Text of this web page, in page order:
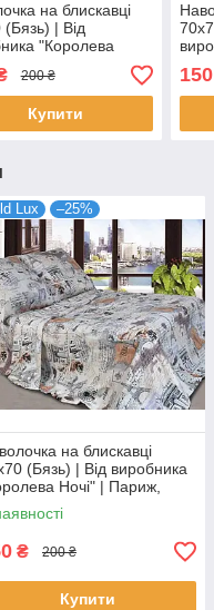
на блискавці
(Бязь) | Від
"Королева
Різдвяні гноми та
на білому
200 ₴
Купити
150
Lux –25%
на блискавці
(Бязь) | Від виробника
Ночі" | Париж,
вежа
₴ 200 ₴
Купити